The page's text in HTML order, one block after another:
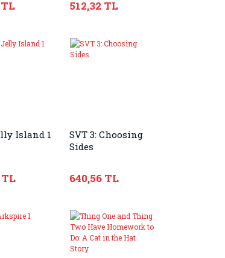
TL 512,32 TL
Island 1
TL
SVT 3: Choosing
Sides
640,56 TL